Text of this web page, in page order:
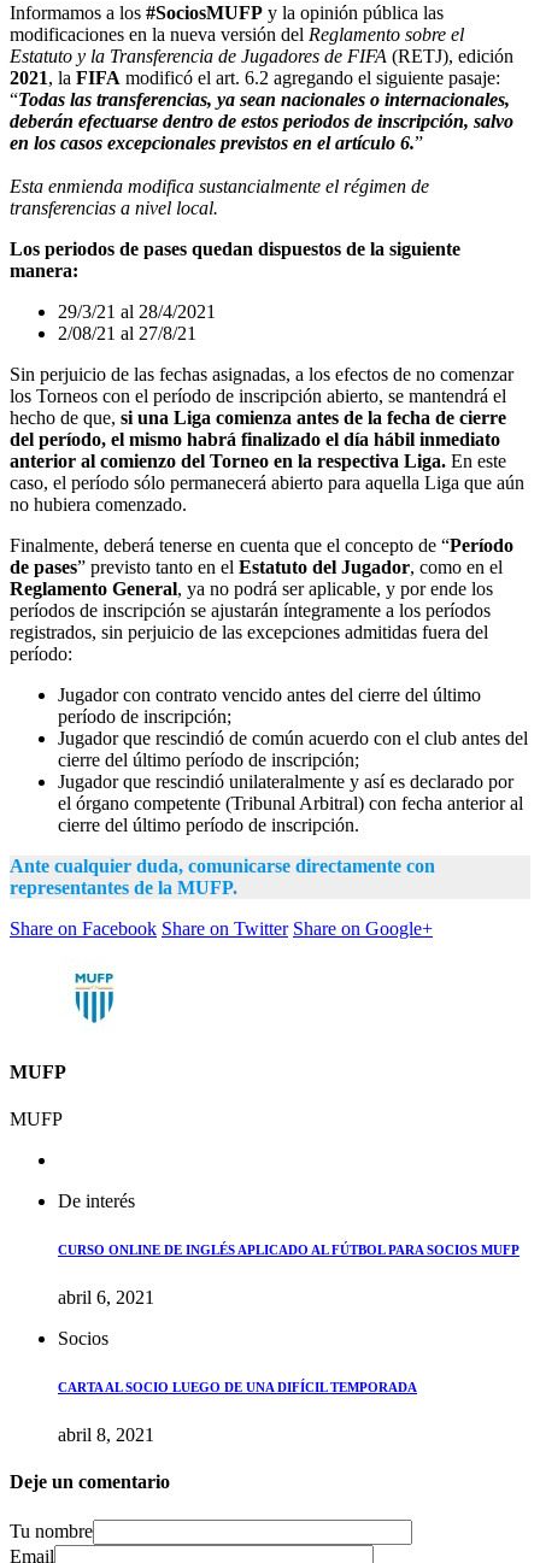
Informamos a los #SociosMUFP y la opinión pública las
modificaciones en la nueva versión del Reglamento sobre el
Estatuto y la Transferencia de Jugadores de FIFA (RETJ), edición
2021, la FIFA modificó el art. 6.2 agregando el siguiente pasaje:
“Todas las transferencias, ya sean nacionales o internacionales,
deberán efectuarse dentro de estos periodos de inscripción, salvo
en los casos excepcionales previstos en el artículo 6.”
Esta enmienda modifica sustancialmente el régimen de
transferencias a nivel local.
Los periodos de pases quedan dispuestos de la siguiente
manera:
29/3/21 al 28/4/2021
2/08/21 al 27/8/21
Sin perjuicio de las fechas asignadas, a los efectos de no comenzar
los Torneos con el período de inscripción abierto, se mantendrá el
hecho de que, si una Liga comienza antes de la fecha de cierre
del período, el mismo habrá finalizado el día hábil inmediato
anterior al comienzo del Torneo en la respectiva Liga. En este
caso, el período sólo permanecerá abierto para aquella Liga que aún
no hubiera comenzado.
Finalmente, deberá tenerse en cuenta que el concepto de “Período
de pases” previsto tanto en el Estatuto del Jugador, como en el
Reglamento General, ya no podrá ser aplicable, y por ende los
períodos de inscripción se ajustarán íntegramente a los períodos
registrados, sin perjuicio de las excepciones admitidas fuera del
período:
Jugador con contrato vencido antes del cierre del último
período de inscripción;
Jugador que rescindió de común acuerdo con el club antes del
cierre del último período de inscripción;
Jugador que rescindió unilateralmente y así es declarado por
el órgano competente (Tribunal Arbitral) con fecha anterior al
cierre del último período de inscripción.
Ante cualquier duda, comunicarse directamente con
representantes de la MUFP.
Share on Facebook Share on Twitter Share on Google+
MUFP
MUFP
De interés
CURSO ONLINE DE INGLÉS APLICADO AL FÚTBOL PARA SOCIOS MUFP
abril 6, 2021
Socios
CARTA AL SOCIO LUEGO DE UNA DIFÍCIL TEMPORADA
abril 8, 2021
Deje un comentario
Tu nombre
Email